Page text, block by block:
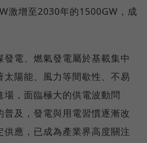
激增至2030年的1500GW，成
發電、燃氣發電屬於基載集中
太陽能、風力等間歇性、不易
場，面臨極大的供電波動問
普及，發電與用電習慣逐漸改
供應，已成為產業界高度關注